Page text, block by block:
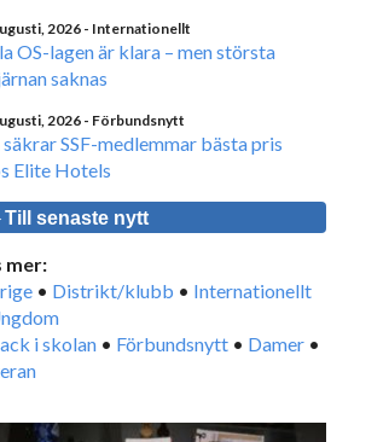
2026- Internationellt
OS-lagen är klara – men största
saknas
2026- Förbundsnytt
säkrar SSF-medlemmar bästa pris
Elite Hotels
senaste nytt
mer:
• Distrikt/klubb • Internationellt
i skolan • Förbundsnytt • Damer •